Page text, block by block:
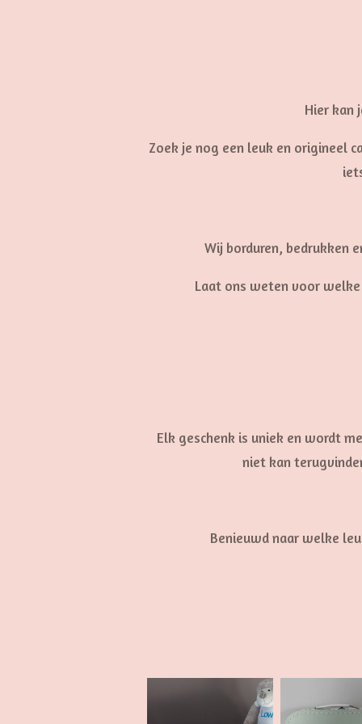
Hier kan
Zoek je nog een leuk en origineel
Wij borduren, bedrukken
Laat ons weten voor
Elk geschenk is uniek en wordt
niet kan
Benieuwd naar welke